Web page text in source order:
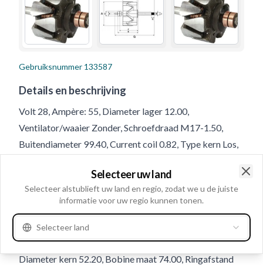
Gebruiksnummer 133587
Details en beschrijving
Volt 28, Ampère: 55, Diameter lager 12.00,
Ventilator/waaier Zonder, Schroefdraad M17-1.50,
Buitendiameter 99.40, Current coil 0.82, Type kern Los,
Lengte/sleepringzijde 51.50, Lengte/aandrijfzijde 57.30,
Aantal windingen 780, Draairichting Rechtsom, Hoogte
Buitendiameter/sleepring 29.00, Doorsnee draad 0.50,
Sleepring achter 99.20, Schroefdraad lengte 15.50,
Diameter kern 52.20, Bobine maat 74.00, Ringafstand
Selecteer uw land
Selecteer alstublieft uw land en regio, zodat we u de juiste
informatie voor uw regio kunnen tonen.
Selecteer land